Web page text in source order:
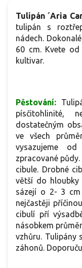
Tulipán ´Aria
tulipán s
nádech.
60 cm. Kvete
kultivar.
Pěstování:
písčitohlinité,
dostatečným
ve všech
vysazujeme
zpracované
cibule. Drobné
větší do
sázejí o 2- 3 cm
nejčastěji
cibulí pří
násobkem
vzhůru. Tulipány
záhonů.